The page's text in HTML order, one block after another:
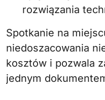
rozwiązania
Spotkanie na
niedoszacowania
kosztów i pozwala
jednym